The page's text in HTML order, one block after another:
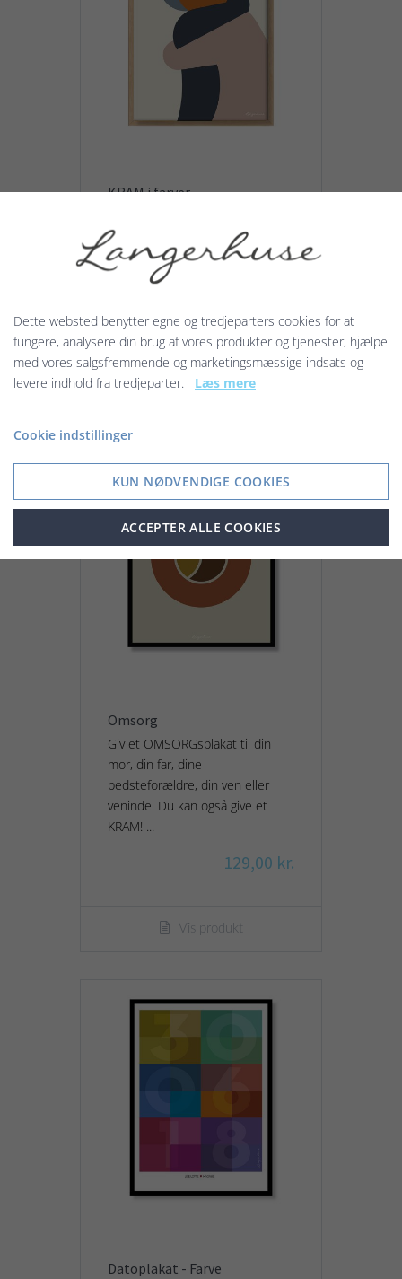
KRAM i farver
dine bedsteforældre, din ven
eller veninde. Du kan også give
et KRAM! til en god kollega eller...
129,00 kr.
Vis produkt
Omsorg
Giv et OMSORGsplakat til din
mor, din far, dine
bedsteforældre, din ven eller
veninde. Du kan også give et
KRAM! ...
129,00 kr.
Vis produkt
Datoplakat - Farve
Dette websted benytter egne og tredjeparters cookies for at
fungere, analysere din brug af vores produkter og tjenester, hjælpe
med vores salgsfremmende og marketingsmæssige indsats og
levere indhold fra tredjeparter. Læs mere
Cookie indstillinger
KUN NØDVENDIGE COOKIES
ACCEPTER ALLE COOKIES